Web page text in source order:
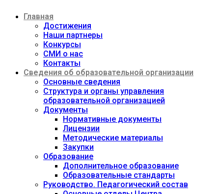
содержимому
Главная
Достижения
Наши партнеры
Конкурсы
СМИ о нас
Контакты
Сведения об образовательной организации
Основные сведения
Структура и органы управления
образовательной организацией
Документы
Нормативные документы
Лицензии
Методические материалы
Закупки
Образование
Дополнительное образование
Образовательные стандарты
Руководство. Педагогический состав